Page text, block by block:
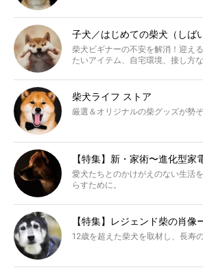
子犬／はじめての柴犬（しば
柴犬ビギナーの不安を解消！迎え
たいアイテム、自宅環境、接し方
柴犬ライフ ストア
厳選＆オリジナルの柴グッズが勢ぞ
【特集】新・家術〜進化型
愛犬たちとのかけがえのない生活
らすために。
【特集】レジェンド柴の肖像
12歳を超えた柴犬を取材し、長寿